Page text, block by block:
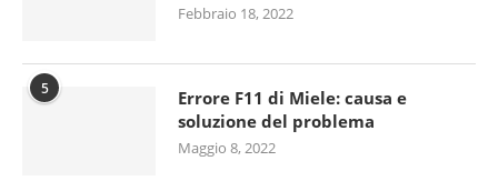
Febbraio 18, 2022
5
Errore F11 di Miele: causa e
soluzione del problema
Maggio 8, 2022